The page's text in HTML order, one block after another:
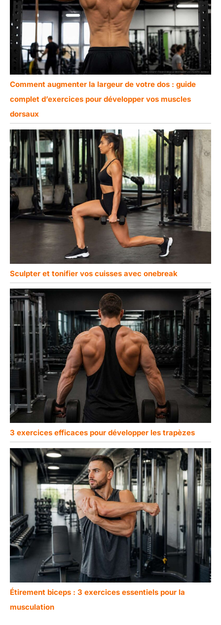
Comment augmenter la largeur de votre dos : guide
complet d’exercices pour développer vos muscles
dorsaux
Sculpter et tonifier vos cuisses avec onebreak
3 exercices efficaces pour développer les trapèzes
Étirement biceps : 3 exercices essentiels pour la
musculation